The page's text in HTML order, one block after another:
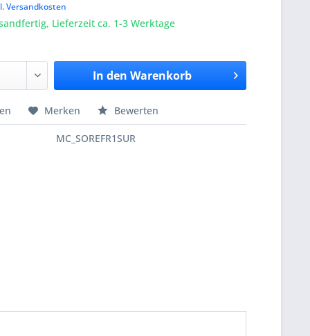
Versandkosten
Lieferzeit ca. 1-3 Werktage
In den Warenkorb
Merken Bewerten
MC_SOREFR1SUR